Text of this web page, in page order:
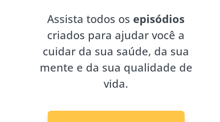
Assista todos os episódios
criados para ajudar você a
cuidar da sua saúde, da sua
mente e da sua qualidade de
vida.